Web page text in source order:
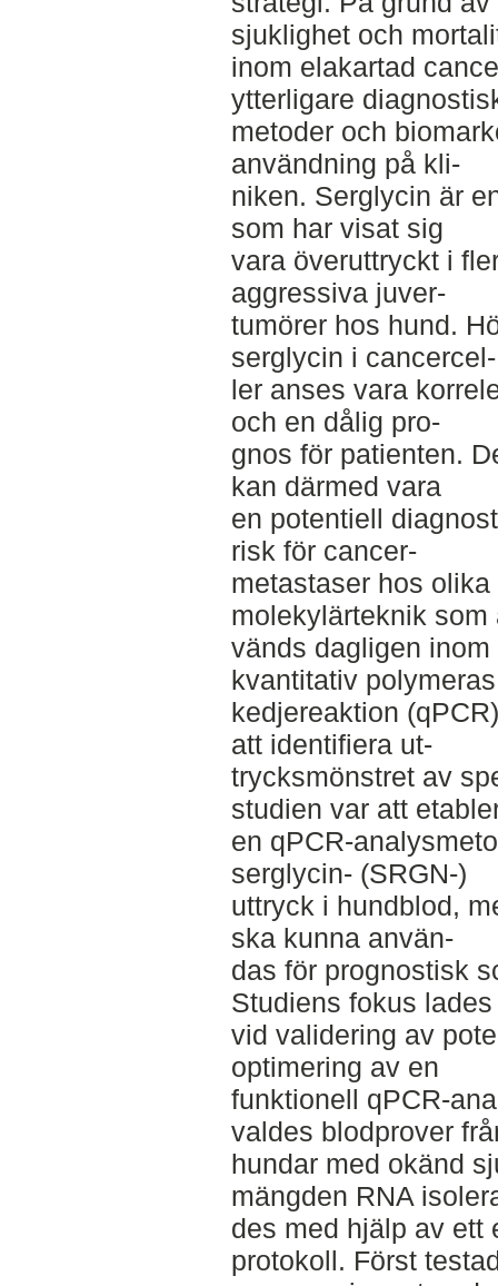
sjuklighet och
inom elakartad
ytterligare
metoder och
användning på kli-­
niken. Serglycin är
som har visat sig
vara överuttryckt i
aggressiva juver-­
tumörer hos hund.
serglycin i cancercel-­
ler anses vara
och en dålig pro-­
gnos för patienten.
kan därmed vara
en potentiell
risk för cancer-­
metastaser hos
molekylärteknik som
vänds dagligen
kvantitativ polymeras
kedjereaktion
att identifiera ut-­
trycksmönstret av
studien var att
en qPCR-­
serglycin-­ (SRGN-­)
uttryck i hundblod,
ska kunna använ-­
das för prognostisk
Studiens fokus lades
vid validering av
optimering av en
funktionell qPCR-­
valdes blodprover
hundar med okänd
mängden RNA
des med hjälp av
protokoll. Först